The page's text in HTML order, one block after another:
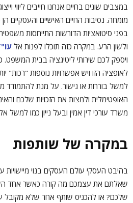
במצבים שונים בחיים אנחנו חייבים ליווי
מומחה. נסיבות החיים האישיים והעסקיים
בפני סיטואציות הדורשות התייחסות
ולשון הרע. במקרה כזה תוכלו לפנות אל עו"
ויספק לכם שירותי ליטיגציה בבית המשפט.
לאופציה הזו ויש אפשרויות נוספות "רכות"
למשל בוררות או גישור. על מנת להתמודד
האופטימלית ולמצות את הזכויות שלכם
משרד עורכי דין אמין ובעל נייון כמו למשל
במקרה של שותפות
בהיבט העסקי עולם העסקים בנוי מיישויות
שאלתם את עצמכם מה קורה כאשר אחד
שלכם? או להכניס שותף אחר שלא מקובל